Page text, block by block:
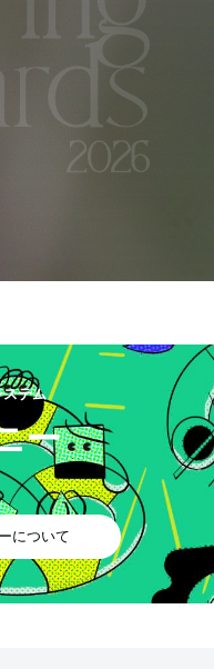
テム
ー
について